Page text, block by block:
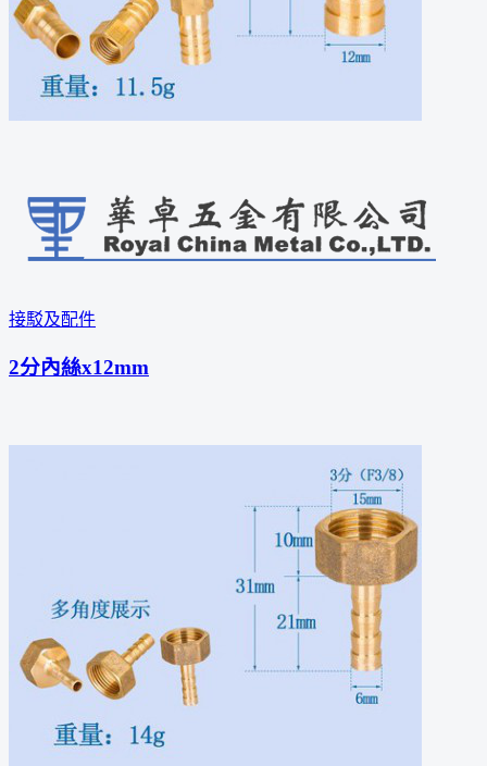
接駁及配件
2分內絲x12mm